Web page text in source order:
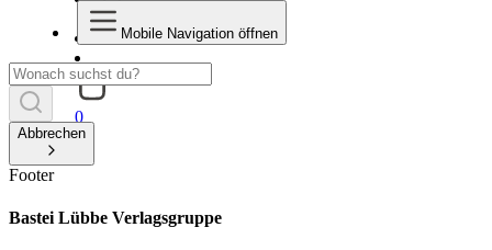
0
Mobile Navigation öffnen
Abbrechen
Footer
Bastei Lübbe Verlagsgruppe